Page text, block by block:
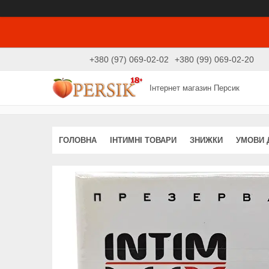
+380 (97) 069-02-02 +380 (99) 069-02-20
Інтернет магазин Персик
ГОЛОВНА ІНТИМНІ ТОВАРИ ЗНИЖКИ УМОВИ